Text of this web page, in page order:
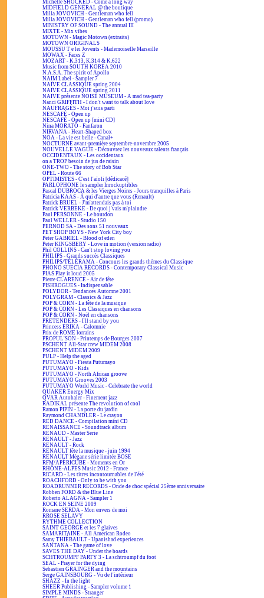
Michelle SHOCKED - Come a long way
MIDFIELD GENERAL @ the boutique
Milla JOVOVICH - Gentleman who fell
Milla JOVOVICH - Gentleman who fell (promo)
MINISTRY OF SOUND - The annual III
MIXTE - Mix vibes
MOTOWN - Magic Motown (extraits)
MOTOWN ORIGINALS
MOUSSU T e lei Jovents - Mademoiselle Marseille
MOWAX - Faces Z
MOZART - K.313, K.314 & K.622
Music from SOUTH KOREA 2010
N.A.S.A. The spirit of Apollo
NAIM Label - Sampler 7
NAÏVE CLASSIQUE spring 2004
NAÏVE CLASSIQUE spring 2011
NAÏVE présente NOISE MUSEUM - A mad tea-party
Nanci GRIFFITH - I don't want to talk about love
NAUFRAGÉS - Moi j'suis parti
NESCAFÉ - Open up
NESCAFÉ - Open up [mini CD]
Nina MORATO - Fanfaron
NIRVANA - Heart-Shaped box
NOA - La vie est belle - Canal+
NOCTURNE avant-première septembre-novembre 2005
NOUVELLE VAGUE - Découvrez les nouveaux talents français
OCCIDENTAUX - Les occidentaux
on a TROP besoin de jus de raisin
ONE-TWO - The story of Bob Star
OPEL - Route 66
OPTIMISTES - C'est l'aïoli [dédicacé]
PARLOPHONE le sampler Inrockuptibles
Pascal DUBROCA & les Vierges Noires - Jours tranquilles à Paris
Patricia KAAS - À qui d'autre que vous (Renault)
Patrick BRUEL - J'm'attendais pas à toi
Patrick VERBEKE - De quoi j'vais m'plaindre
Paul PERSONNE - Le bourdon
Paul WELLER - Studio 150
PERNOD SA - Des sons 51 nouveaux
PET SHOP BOYS - New York City boy
Peter GABRIEL - Blood of eden
Peter KINGSBERY - Love in motion (version radio)
Phil COLLINS - Can't stop loving you
PHILIPS - Grands succès Classiques
PHILIPS/TÉLÉRAMA - Concours les grands thèmes du Classique
PHONO SUECIA RECORDS - Contemporary Classical Music
PIAS Play it loud 2005
Pierre CLARENCE - Air de fête
PISHROGUES - Indispensable
POLYDOR - Tendances Automne 2001
POLYGRAM - Classics & Jazz
POP & CORN - La fête de la musique
POP & CORN - Les Classiques en chansons
POP & CORN - Noël en chansons
PRETENDERS - I'll stand by you
Princess ERIKA - Calomnie
Prix de ROME lorrains
PROPUL'SON - Printemps de Bourges 2007
PSCHENT All-Star crew MIDEM 2008
PSCHENT MIDEM 2009
PULP - Help the aged
PUTUMAYO - Fiesta Putumayo
PUTUMAYO - Kids
PUTUMAYO - North African groove
PUTUMAYO Grooves 2003
PUTUMAYO World Music - Celebrate the world
QUAKER Energy Mix
QVAR Autohaler - Finement jazz
RADIKAL présente The revolution of cool
Ramon PIPIN - La porte du jardin
Raymond CHANDLER - Le crayon
RED DANCE - Compilation mini CD
RENAISSANCE - Soundtrack album
RENAUD - Master Serie
RENAULT - Jazz
RENAULT - Rock
RENAULT fête la musique - juin 1994
RENAULT Mégane série limitée BOSE
RFM/APÉRICUBE - Moments en Or
RHÔNE-ALPES Music 2012 - France
RICARD - Les titres incontournables de l'été
ROACHFORD - Only to be with you
ROADRUNNER RECORDS - Onde de choc spécial 25ème anniversaire
Robben FORD & the Blue Line
Roberto ALAGNA - Sampler 1
ROCK EN SEINE 2009
Romane SERDA - Mon envers de moi
RROSE SELAVY
RYTHME COLLECTION
SAINT GEORGE et les 7 glaives
SAMARITAINE - All American Rodeo
Samy THIÉBAULT - Upanishad experiences
SANTANA - The game of love
SAVES THE DAY - Under the boards
SCHTROUMPF PARTY 3 - La schtroumpf du foot
SEAL - Prayer for the dying
Sebastien GRAINGER and the mountains
Serge GAINSBOURG - Vu de l'intérieur
SHAZZ - In the light
SHEER Publishing - Sampler volume 1
SIMPLE MINDS - Stranger